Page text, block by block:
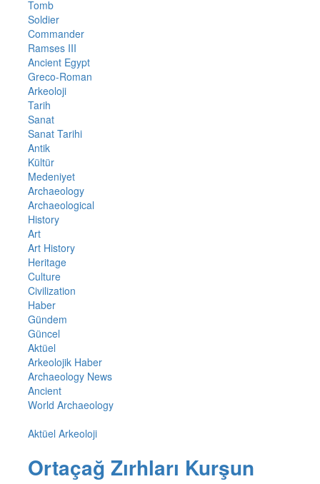
Tomb
Soldier
Commander
Ramses III
Ancient Egypt
Greco-Roman
Arkeoloji
Tarih
Sanat
Sanat Tarihi
Antik
Kültür
Medeniyet
Archaeology
Archaeological
History
Art
Art History
Heritage
Culture
Civilization
Haber
Gündem
Güncel
Aktüel
Arkeolojik Haber
Archaeology News
Ancient
World Archaeology
Aktüel Arkeoloji
Ortaçağ Zırhları Kurşun